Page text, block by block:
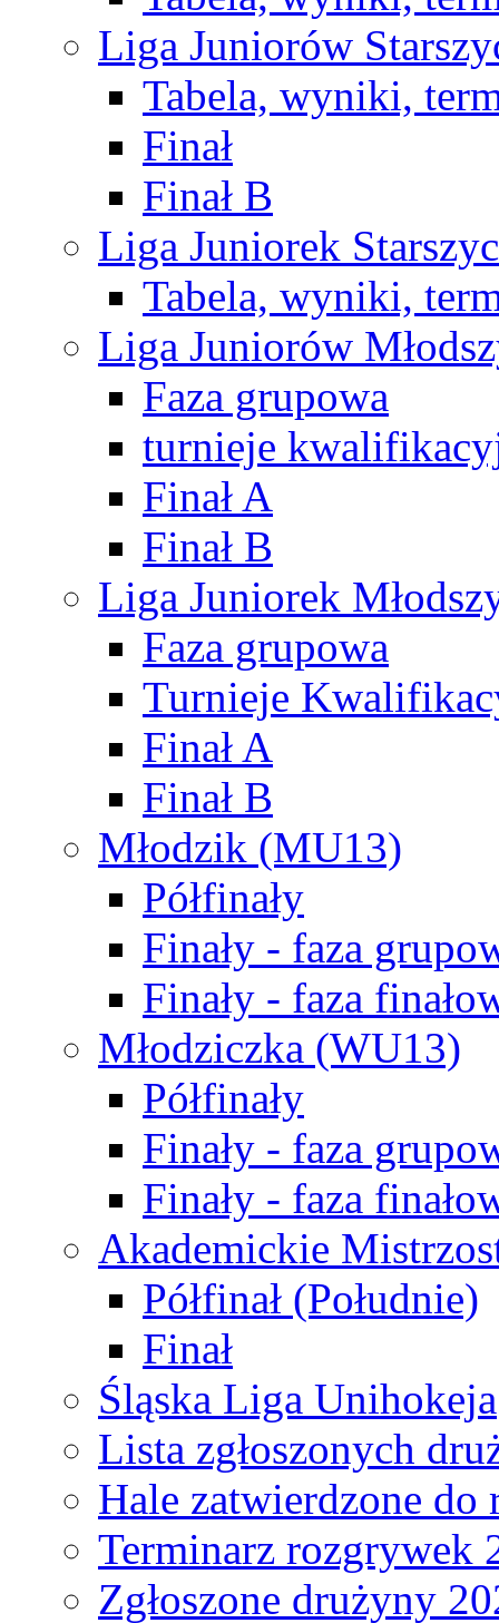
Liga Juniorów
Tabela, wyniki,
Finał
Finał B
Liga Juniorek
Tabela, wyniki,
Liga Juniorów
Faza grupowa
turnieje
Finał A
Finał B
Liga Juniorek
Faza grupowa
Turnieje
Finał A
Finał B
Młodzik (MU13)
Półfinały
Finały - faza
Finały - faza
Młodziczka (WU13)
Półfinały
Finały - faza
Finały - faza
Akademickie
Półfinał (Południe)
Finał
Śląska Liga Unihokeja
Lista zgłoszonych
Hale zatwierdzone do
Terminarz rozgrywek
Zgłoszone drużyny